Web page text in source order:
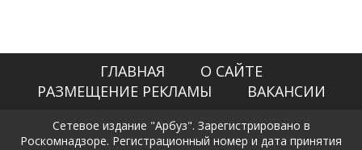
ГЛАВНАЯ
О САЙТЕ
РАЗМЕЩЕНИЕ РЕКЛАМЫ
ВАКАНСИИ
Сетевое издание "Арбуз". Зарегистрировано в
Роскомнадзоре. Регистрационный номер и дата принятия